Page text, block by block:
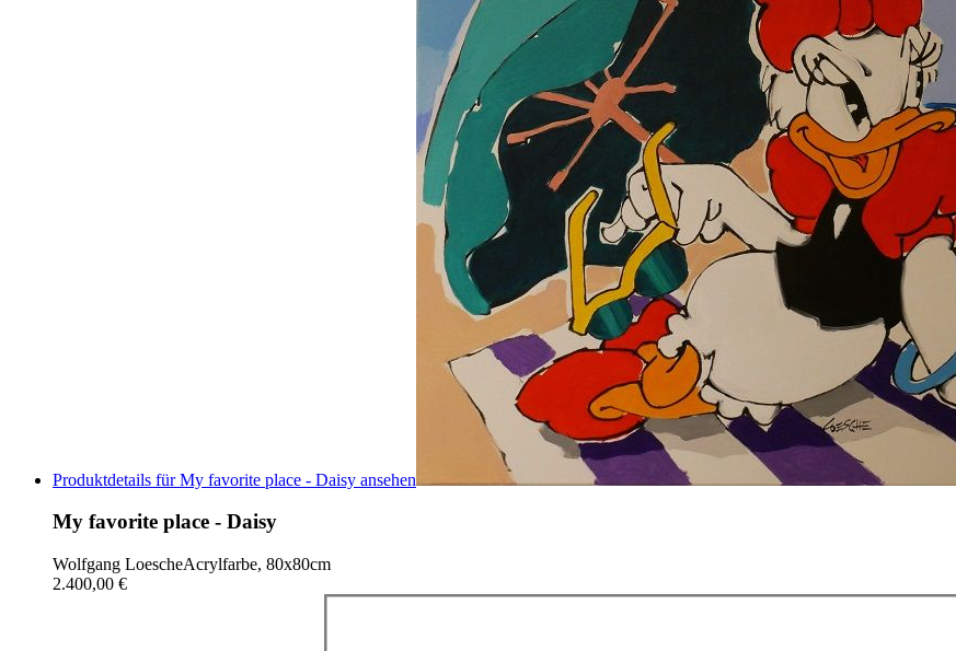
Produktdetails für My favorite place - Daisy ansehen
My favorite place - Daisy
Wolfgang LoescheAcrylfarbe, 80x80cm
2.400,00 €